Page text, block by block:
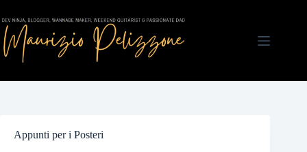
al
contenuto
Appunti per i Posteri